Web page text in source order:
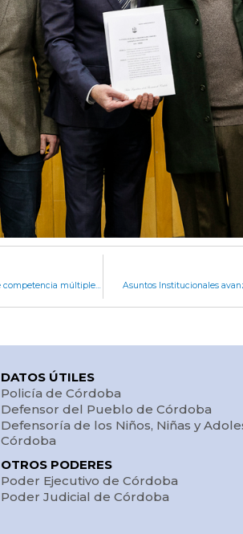
Avanza el proyecto para la creación de un juzgado de competencia múltiple en La Carlota Asuntos Institucionales
DATOS ÚTILES
Policía de Córdoba
Defensor del Pueblo de Córdoba
Defensoría de los Niños, Niñas y
Córdoba
OTROS PODERES
Poder Ejecutivo de Córdoba
Poder Judicial de Córdoba